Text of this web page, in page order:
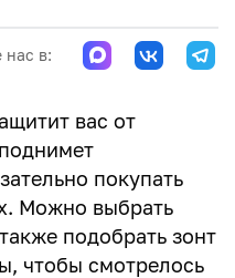
нас в:
вас от
покупать
Можно выбрать
подобрать зонт
чтобы смотрелось